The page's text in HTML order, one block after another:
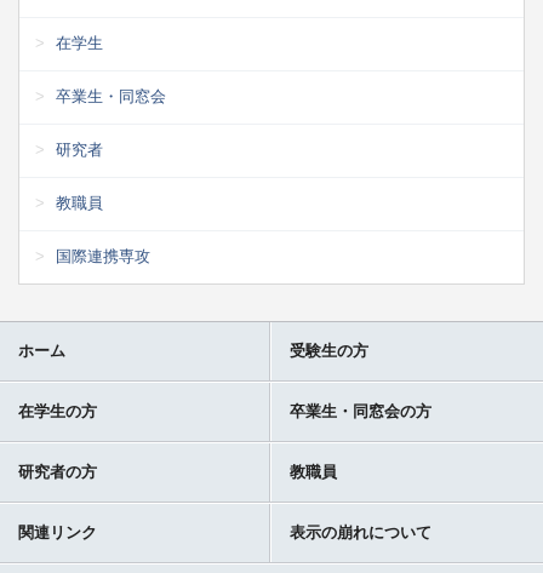
在学生
卒業生・同窓会
研究者
教職員
国際連携専攻
ホーム 受験生の方
在学生の方 卒業生・同窓会の方
研究者の方 教職員
関連リンク 表示の崩れについて